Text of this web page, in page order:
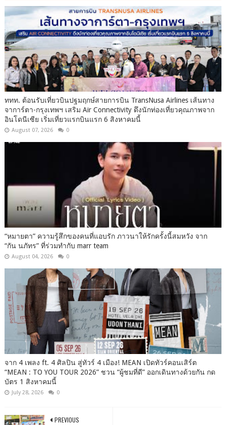
ททท. ต้อนรับเที่ยวบินปฐมฤกษ์สายการบิน TransNusa Airlines เส้นทาง
จาการ์ตา-กรุงเทพฯ เสริม Air Connectivity ดึงนักท่องเที่ยวคุณภาพจาก
อินโดนีเซีย เริ่มเที่ยวแรกบินแรก 6 สิงหาคมนี้
August 07, 2026 0
“หมายตา” ความรู้สึกของคนที่แอบรัก ภาวนาให้รักครั้งนี้สมหวัง จาก
“กัน นภัทร” ที่ร่วมทำกับ marr team
August 04, 2026 0
จาก 4 เพลง ft. 4 ศิลปิน สู่ทัวร์ 4 เมือง! MEAN เปิดทัวร์คอนเสิร์ต
“MEAN : TO YOU TOUR 2026” ชวน “ผู้ชมที่ดี” ออกเดินทางด้วยกัน กด
บัตร 1 สิงหาคมนี้
July 28, 2026 0
PREVIOUS